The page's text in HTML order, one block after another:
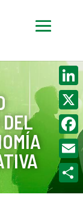
X
Email